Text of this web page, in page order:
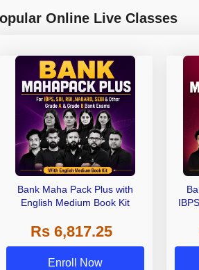
Online Live Classes
Bank Maha Pack Plus with
English Medium Book Kit
Rs 6,817.25
Enroll Now